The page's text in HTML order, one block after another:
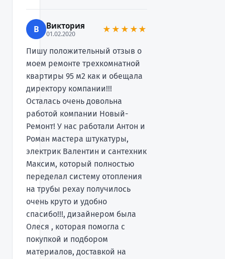
В Виктория
01.02.2020 ★★★★★
Пишу положительный отзыв о
моем ремонте трехкомнатной
квартиры 95 м2 как и обещала
директору компании!!!
Осталась очень довольна
работой компании Новый-
Ремонт! У нас работали Антон и
Роман мастера штукатуры,
электрик Валентин и сантехник
Максим, который полностью
переделал систему отопления
на трубы рехау получилось
очень круто и удобно
спасибо!!!, дизайнером была
Олеся , которая помогла с
покупкой и подбором
материалов, доставкой на